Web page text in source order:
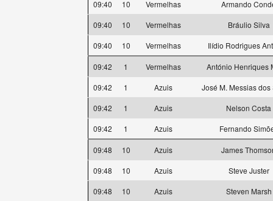
09:40
10 Vermelhas
Armando
09:40
10 Vermelhas
Bráulio Silva
09:40
10 Vermelhas Ilídio Rodrigues
09:42 1 Vermelhas
António Henriques
09:42
1 Azuis
José M. Messias dos
09:42
1 Azuis
Nelson Costa
09:42
1 Azuis Fernando
09:48 10 Azuis
James
09:48
10 Azuis
Steve Juster
09:48
10 Azuis
Steven Marsh